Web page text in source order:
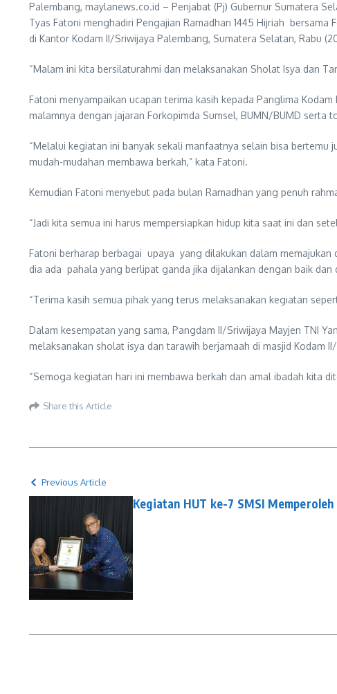
Palembang, maylanews.co.id – Penjabat (Pj) Gubernur Sumatera
Tyas Fatoni menghadiri Pengajian Ramadhan 1445 Hijriah
di Kantor Kodam II/Sriwijaya Palembang, Sumatera Selatan, Rabu
“Malam ini kita bersilaturahmi dan melaksanakan Sholat Isya dan
Fatoni menyampaikan ucapan terima kasih kepada Panglima
malamnya dengan jajaran Forkopimda Sumsel, BUMN/BUMD serta
“Melalui kegiatan ini banyak sekali manfaatnya selain bisa
mudah-mudahan membawa berkah,” kata Fatoni.
Kemudian Fatoni menyebut pada bulan Ramadhan yang penuh
“Jadi kita semua ini harus mempersiapkan hidup kita saat ini dan
Fatoni berharap berbagai upaya yang dilakukan dalam
dia ada pahala yang berlipat ganda jika dijalankan dengan baik dan
“Terima kasih semua pihak yang terus melaksanakan kegiatan
Dalam kesempatan yang sama, Pangdam II/Sriwijaya Mayjen TNI
melaksanakan sholat isya dan tarawih berjamaah di masjid Kodam
“Semoga kegiatan hari ini membawa berkah dan amal ibadah kita
Share this Article
Previous Article
Kegiatan HUT ke-7 SMSI